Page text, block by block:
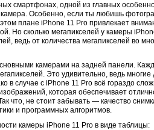
смартфонах, одной из главных
Особенно, если ты любишь
плане iPhone 11 Pro привлекает
Но сколько мегапикселей у камеры
ведь от количества мегапикселей во
камерами на задней панели.
Это удивительно, ведь
в случае с iPhone 11 Pro всё гораздо
которая обеспечивает
что, не стоит забывать — качество
и программных алгоритмов.
камеры iPhone 11 Pro в виде таблицы: